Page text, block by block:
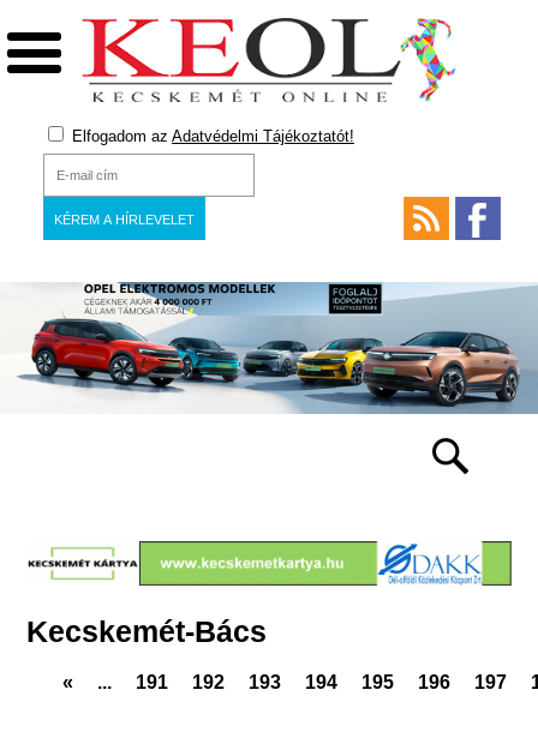
Elfogadom az Adatvédelmi Tájékoztatót!
Kecskemét-Bács
« ... 191 192 193 194 195 196 197